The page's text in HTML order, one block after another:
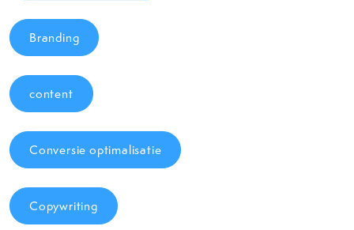
Branding
content
Conversie optimalisatie
Copywriting